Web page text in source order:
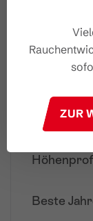
Schwierigkeit
Beste
ZUR